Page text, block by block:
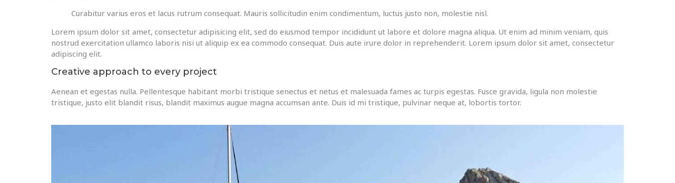
Curabitur varius eros et lacus rutrum consequat. Mauris sollicitudin enim condimentum, luctus justo non, molestie nisl.
Lorem ipsum dolor sit amet, consectetur adipisicing elit, sed do eiusmod tempor incididunt ut labore et dolore magna aliqua. Ut enim ad minim veniam, quis
nostrud exercitation ullamco laboris nisi ut aliquip ex ea commodo consequat. Duis aute irure dolor in reprehenderit. Lorem ipsum dolor sit amet, consectetur
adipiscing elit.
Creative approach to every project
Aenean et egestas nulla. Pellentesque habitant morbi tristique senectus et netus et malesuada fames ac turpis egestas. Fusce gravida, ligula non molestie
tristique, justo elit blandit risus, blandit maximus augue magna accumsan ante. Duis id mi tristique, pulvinar neque at, lobortis tortor.